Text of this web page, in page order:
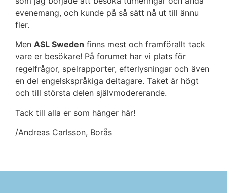
evenemang, och kunde på så sätt nå ut till ännu
fler.
Men ASL Sweden finns mest och framförallt tack
vare er besökare! På forumet har vi plats för
regelfrågor, spelrapporter, efterlysningar och även
en del engelskspråkiga deltagare. Taket är högt
och till största delen självmodererande.
Tack till alla er som hänger här!
/Andreas Carlsson, Borås